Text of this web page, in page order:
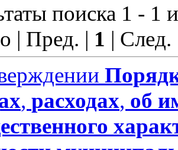
поиска 1 - 1
| Пред. | 1 |
, расходах, об